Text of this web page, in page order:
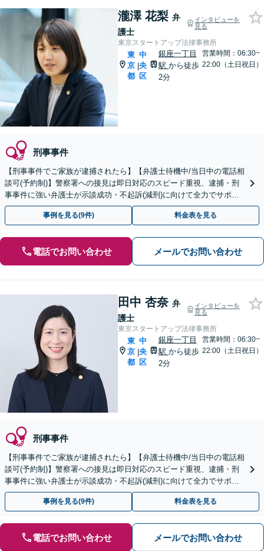
瀧澤 花梨 弁
護士
インタビューを
見る
東京スタートアップ法律事務所
東
京
都
|
中
央
区
銀座一丁目
駅 から徒歩
2分
営業時間：06:30~
22:00（土日祝日）
刑事事件
【刑事事件でご家族が逮捕されたら】【弁護士待機中/当日中の電話相
談可(予約制)】警察署への接見は即日対応のスピード重視、逮捕・刑
事事件に強い弁護士が示談成功・不起訴(減刑)に向けて全力でサポー
トします。【加害者側の相談専門】
事例を見る(9件) 料金表を見る
電話でお問い合わせ メールでお問い合わせ
田中 杏奈 弁
護士
インタビューを
見る
東京スタートアップ法律事務所
東
京
都
|
中
央
区
銀座一丁目
駅 から徒歩
2分
営業時間：06:30~
22:00（土日祝日）
刑事事件
【刑事事件でご家族が逮捕されたら】【弁護士待機中/当日中の電話相
談可(予約制)】警察署への接見は即日対応のスピード重視、逮捕・刑
事事件に強い弁護士が示談成功・不起訴(減刑)に向けて全力でサポー
トします。【加害者側の相談専門】
事例を見る(9件) 料金表を見る
電話でお問い合わせ メールでお問い合わせ